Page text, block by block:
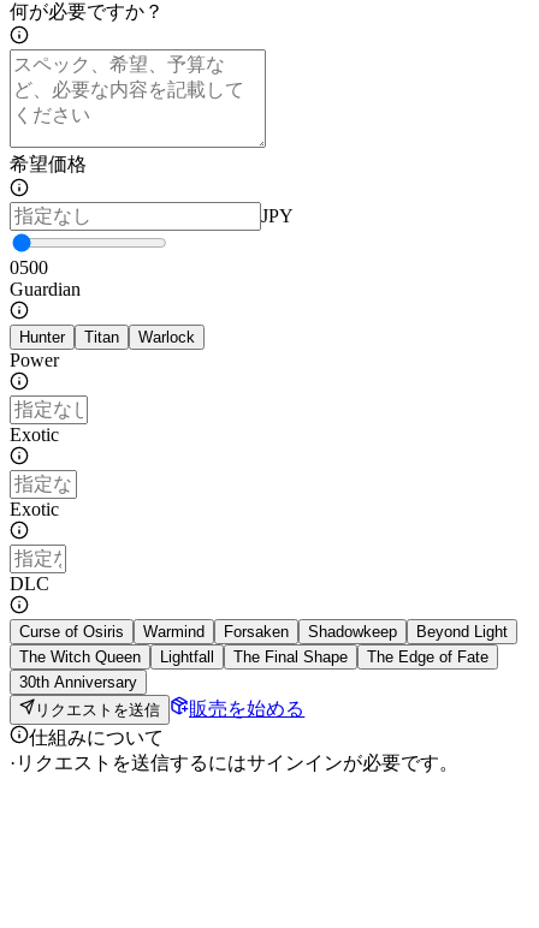
何が必要ですか？
希望価格
JPY
0500
Guardian
Hunter Titan Warlock
Power
Exotic
Exotic
DLC
Curse of Osiris Warmind Forsaken Shadowkeep
Beyond Light
The Witch Queen
Lightfall The Final Shape
The Edge of Fate
30th Anniversary
リクエストを送信
販売を始める
仕組みについて
· リクエストを送信するにはサインインが必要です。